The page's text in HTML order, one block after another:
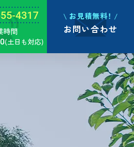
4317
時間
(土日も対応)
お見積無料！
お問い合わせ